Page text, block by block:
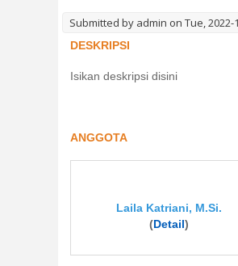
Submitted by admin on Tue, 2022-
DESKRIPSI
Isikan deskripsi disini
ANGGOTA
Laila Katriani, M.Si.
(Detail)